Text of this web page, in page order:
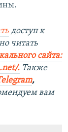
доступ к
читать
сайта:
. Также
,
вам